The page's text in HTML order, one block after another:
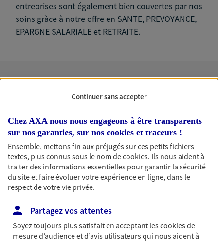
entreprises sont également bien couvertes par nos
soins gràce à notre offre en SANTE, PREVOYANCE,
EPARGNE SALARIALE et RETRAITE.
Nos expertises
Accompagner les
professionnels et les
entreprises
Comme vous, nous sommes des indépendants. Nous
bâtissons ensemble des solutions cohérentes pour
protéger votre activité, vos collaborateurs... mais aussi
vous-même et votre famille.
Continuer sans accepter
Chez AXA nous nous engageons à être transparents
sur nos garanties, sur nos cookies et traceurs !
Ensemble, mettons fin aux préjugés sur ces petits fichiers
textes, plus connus sous le nom decookies. Ils nous aident à
traiter des informations essentielles pour garantir la sécurité
du site et faire évoluer votre expérience en ligne, dans le
respect de votre vie privée.
Partagez vos attentes
Soyez toujours plus satisfait en acceptant lescookiesde
mesure d’audience et d’avis utilisateurs qui nous aident à